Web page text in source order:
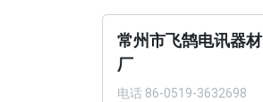
常州市飞鹄电讯器材
厂
电话 86-0519-3632698